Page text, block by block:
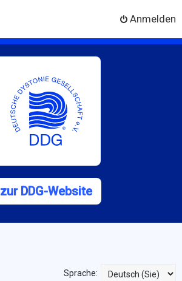
Anmelden
zur DDG-Website
Sprache: